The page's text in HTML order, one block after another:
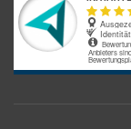
Anbieters, die je
Zusatzleistungen